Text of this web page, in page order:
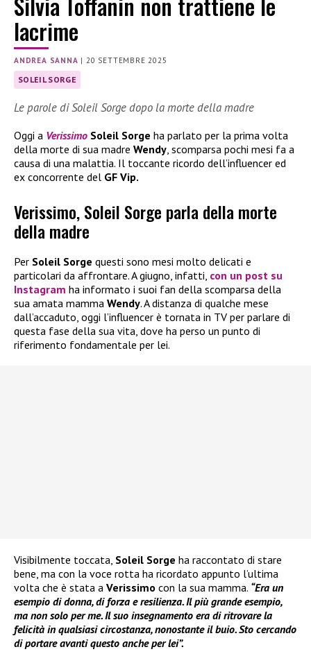
lacrime
ANDREA SANNA |20 SETTEMBRE 2025
SOLEIL SORGE
Le parole di Soleil Sorge dopo la morte della madre
Oggi a Verissimo Soleil Sorge ha parlato per la prima volta
della morte di sua madre Wendy, scomparsa pochi mesi fa a
causa di una malattia. Il toccante ricordo dell’influencer ed
ex concorrente del GF Vip.
Verissimo, Soleil Sorge parla della morte
della madre
Per Soleil Sorge questi sono mesi molto delicati e
particolari da affrontare. A giugno, infatti, con un post su
Instagram ha informato i suoi fan della scomparsa della
sua amata mamma Wendy. A distanza di qualche mese
dall’accaduto, oggi l’influencer è tornata in TV per parlare di
questa fase della sua vita, dove ha perso un punto di
riferimento fondamentale per lei.
Visibilmente toccata, Soleil Sorge ha raccontato di stare
bene, ma con la voce rotta ha ricordato appunto l’ultima
volta che è stata a Verissimo con la sua mamma. “Era un
esempio di donna, di forza e resilienza. Il più grande esempio,
ma non solo per me. Il suo insegnamento era di ritrovare la
felicità in qualsiasi circostanza, nonostante il buio. Sto cercando
di portare avanti questo anche per lei”.